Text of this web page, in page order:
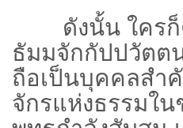
ดังนั้น ใครก็
ธัมมจักกัปปวัตต
ถือเป็นบุคคลสำ
จักรแห่งธรรมใน